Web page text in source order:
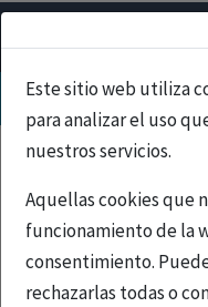
Este sitio web utiliza
para analizar el uso
nuestros servicios.
Aquellas cookies que
funcionamiento de la
consentimiento.
rechazarlas todas o